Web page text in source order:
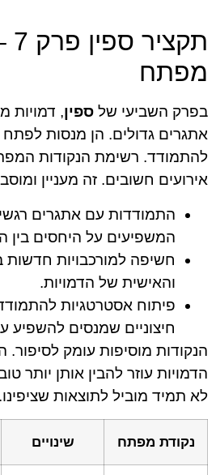
מפתח
בפרק השביעי של ספין, דמויות
אתגרים גדולים. הן מנסות לפתח
להתמודד. רשימת הנקודות
אירועים חשובים. זה מעניין
התמודדות עם אתגרים
המשפיעים על היחסים בין
חשיפה למורכבויות חדשות
והאישית של הדמויות.
פיתוח אסטרטגיות
חיצוניים שמנסים להשפיע
הנקודות מוסיפות עומק
הדמויות עוזר להבין אותן יותר
לא תמיד מוביל לתוצאות שציפינו.
נקודת מפתח שינויים